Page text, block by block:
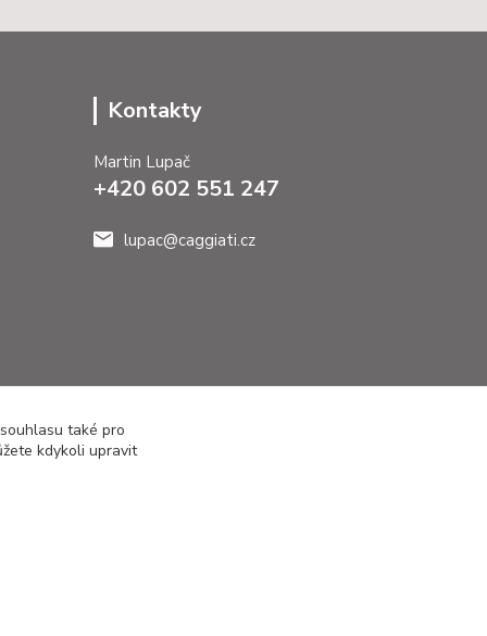
Kontakty
Martin Lupač
+420 602 551 247
lupac@caggiati.cz
také pro
kdykoli upravit